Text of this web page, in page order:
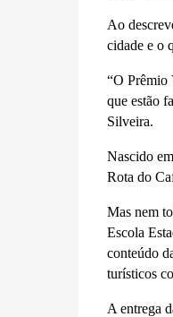
Ao
cidade e o
“O Prêmio
que estão
Silveira.
Nascido
Rota do
Mas nem
Escola
conteúdo
turísticos
A entrega